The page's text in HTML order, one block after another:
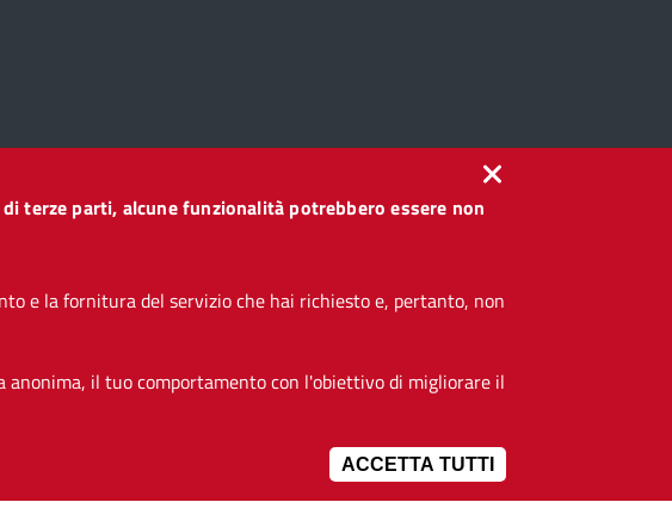
terze parti, alcune funzionalità potrebbero essere non
e la fornitura del servizio che hai richiesto e, pertanto, non
il tuo comportamento con l'obiettivo di migliorare il
ACCETTA TUTTI